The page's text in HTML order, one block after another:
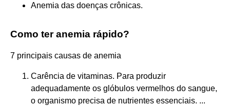
Anemia das doenças crônicas.
Como ter anemia rápido?
7 principais causas de anemia
Carência de vitaminas. Para produzir
adequadamente os glóbulos vermelhos do sangue,
o organismo precisa de nutrientes essenciais. ...